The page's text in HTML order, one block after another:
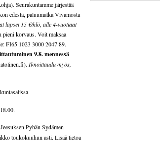
Seurakuntamme järjestää
edestä, paluumatka Vivamosta
lapset 15 €/hlö, alle 4-vuotiaat
pieni korvaus. Voit maksaa
FI65 1023 3000 2047 89.
9.8. mennessä
Ilmoittaudu myös,
Pyhän Sydämen
toukokuuhun asti. Lisää tietoa